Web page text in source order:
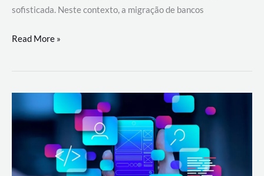
sofisticada. Neste contexto, a migração de bancos
Por
migrar
de
a
Read More »